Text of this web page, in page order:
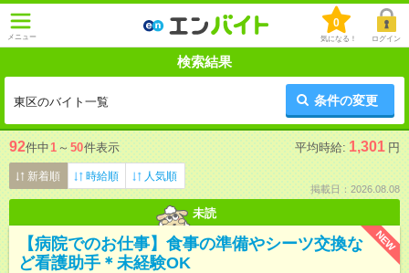
メニュー
0
気になる！ ログイン
検索結果
東区のバイト一覧 条件の変更
92件中1 ～ 50件表示 平均時給: 1,301 円
新着順 時給順 人気順
掲載日：2026.08.08
未読
NEW
【病院でのお仕事】食事の準備やシーツ交換な
ど看護助手＊未経験OK